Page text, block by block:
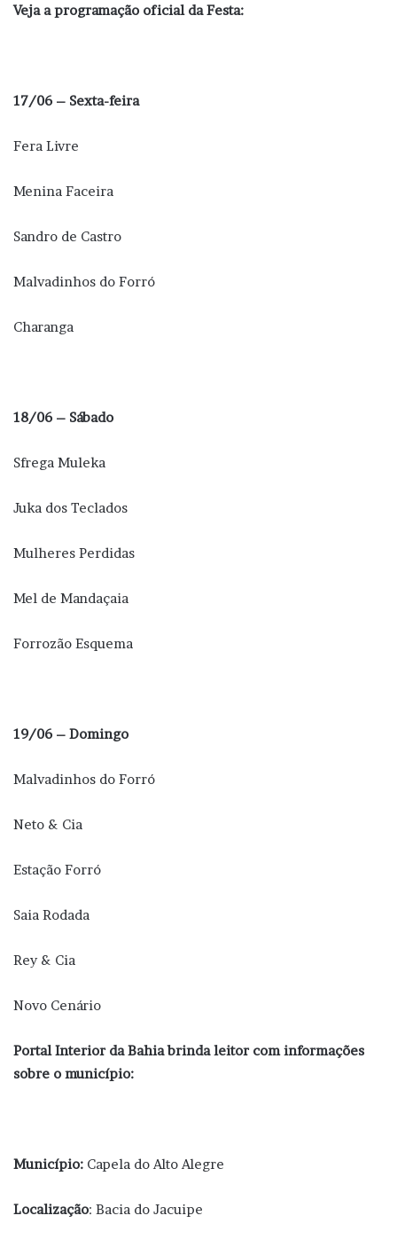
Veja a programação oficial da Festa:
17/06 – Sexta-feira
Fera Livre
Menina Faceira
Sandro de Castro
Malvadinhos do Forró
Charanga
18/06 – Sábado
Sfrega Muleka
Juka dos Teclados
Mulheres Perdidas
Mel de Mandaçaia
Forrozão Esquema
19/06 – Domingo
Malvadinhos do Forró
Neto & Cia
Estação Forró
Saia Rodada
Rey & Cia
Novo Cenário
Portal Interior da Bahia brinda leitor com informações
sobre o município:
Município: Capela do Alto Alegre
Localização: Bacia do Jacuipe